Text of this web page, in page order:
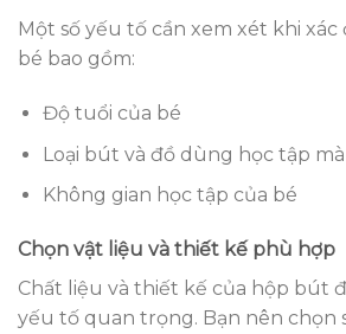
Một số yếu tố cần xem xét khi
bé bao gồm:
Độ tuổi của bé
Loại bút và đồ dùng học tập
Không gian học tập của bé
Chọn vật liệu và thiết kế phù hợp
Chất liệu và thiết kế của hộp bút
yếu tố quan trọng. Bạn nên chọn